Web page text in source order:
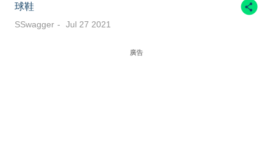
球鞋
SSwagger Jul 27 2021
廣告